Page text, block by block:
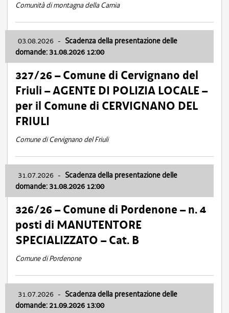
Comunità di montagna della Carnia
03.08.2026 - Scadenza della presentazione delle
domande: 31.08.2026 12:00
327/26 – Comune di Cervignano del
Friuli – AGENTE DI POLIZIA LOCALE –
per il Comune di CERVIGNANO DEL
FRIULI
Comune di Cervignano del Friuli
31.07.2026 - Scadenza della presentazione delle
domande: 31.08.2026 12:00
326/26 – Comune di Pordenone – n. 4
posti di MANUTENTORE
SPECIALIZZATO – Cat. B
Comune di Pordenone
31.07.2026 - Scadenza della presentazione delle
domande: 21.09.2026 13:00